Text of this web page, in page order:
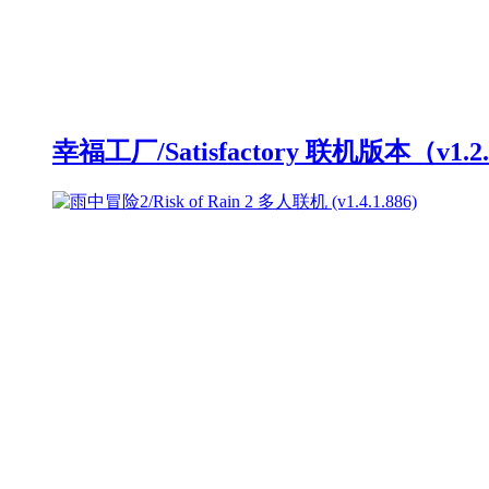
幸福工厂/Satisfactory 联机版本（